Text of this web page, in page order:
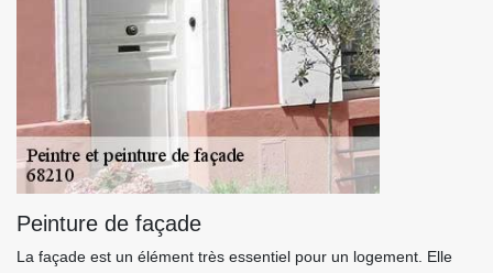
Peinture de façade
La façade est un élément très essentiel pour un logement. Elle